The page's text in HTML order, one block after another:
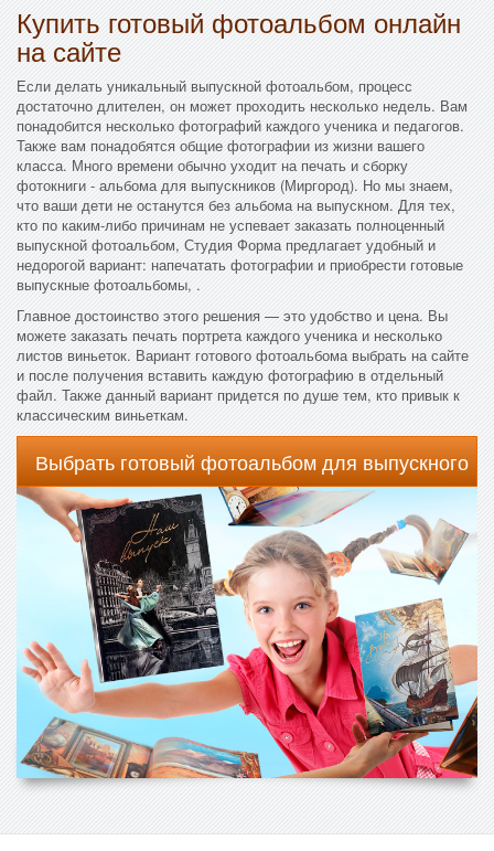
Купить готовый фотоальбом онлайн
на сайте
Если делать уникальный выпускной фотоальбом, процесс
достаточно длителен, он может проходить несколько недель. Вам
понадобится несколько фотографий каждого ученика и педагогов.
Также вам понадобятся общие фотографии из жизни вашего
класса. Много времени обычно уходит на печать и сборку
фотокниги - альбома для выпускников (Миргород). Но мы знаем,
что ваши дети не останутся без альбома на выпускном. Для тех,
кто по каким-либо причинам не успевает заказать полноценный
выпускной фотоальбом, Студия Форма предлагает удобный и
недорогой вариант: напечатать фотографии и приобрести готовые
выпускные фотоальбомы, .
Главное достоинство этого решения — это удобство и цена. Вы
можете заказать печать портрета каждого ученика и несколько
листов виньеток. Вариант готового фотоальбома выбрать на сайте
и после получения вставить каждую фотографию в отдельный
файл. Также данный вариант придется по душе тем, кто привык к
классическим виньеткам.
Выбрать готовый фотоальбом для выпускного